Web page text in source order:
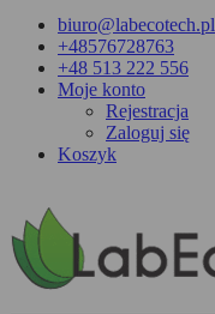
biuro@labecotech.pl
+48576728763
+48 513 222 556
Moje konto
Rejestracja
Zaloguj się
Koszyk